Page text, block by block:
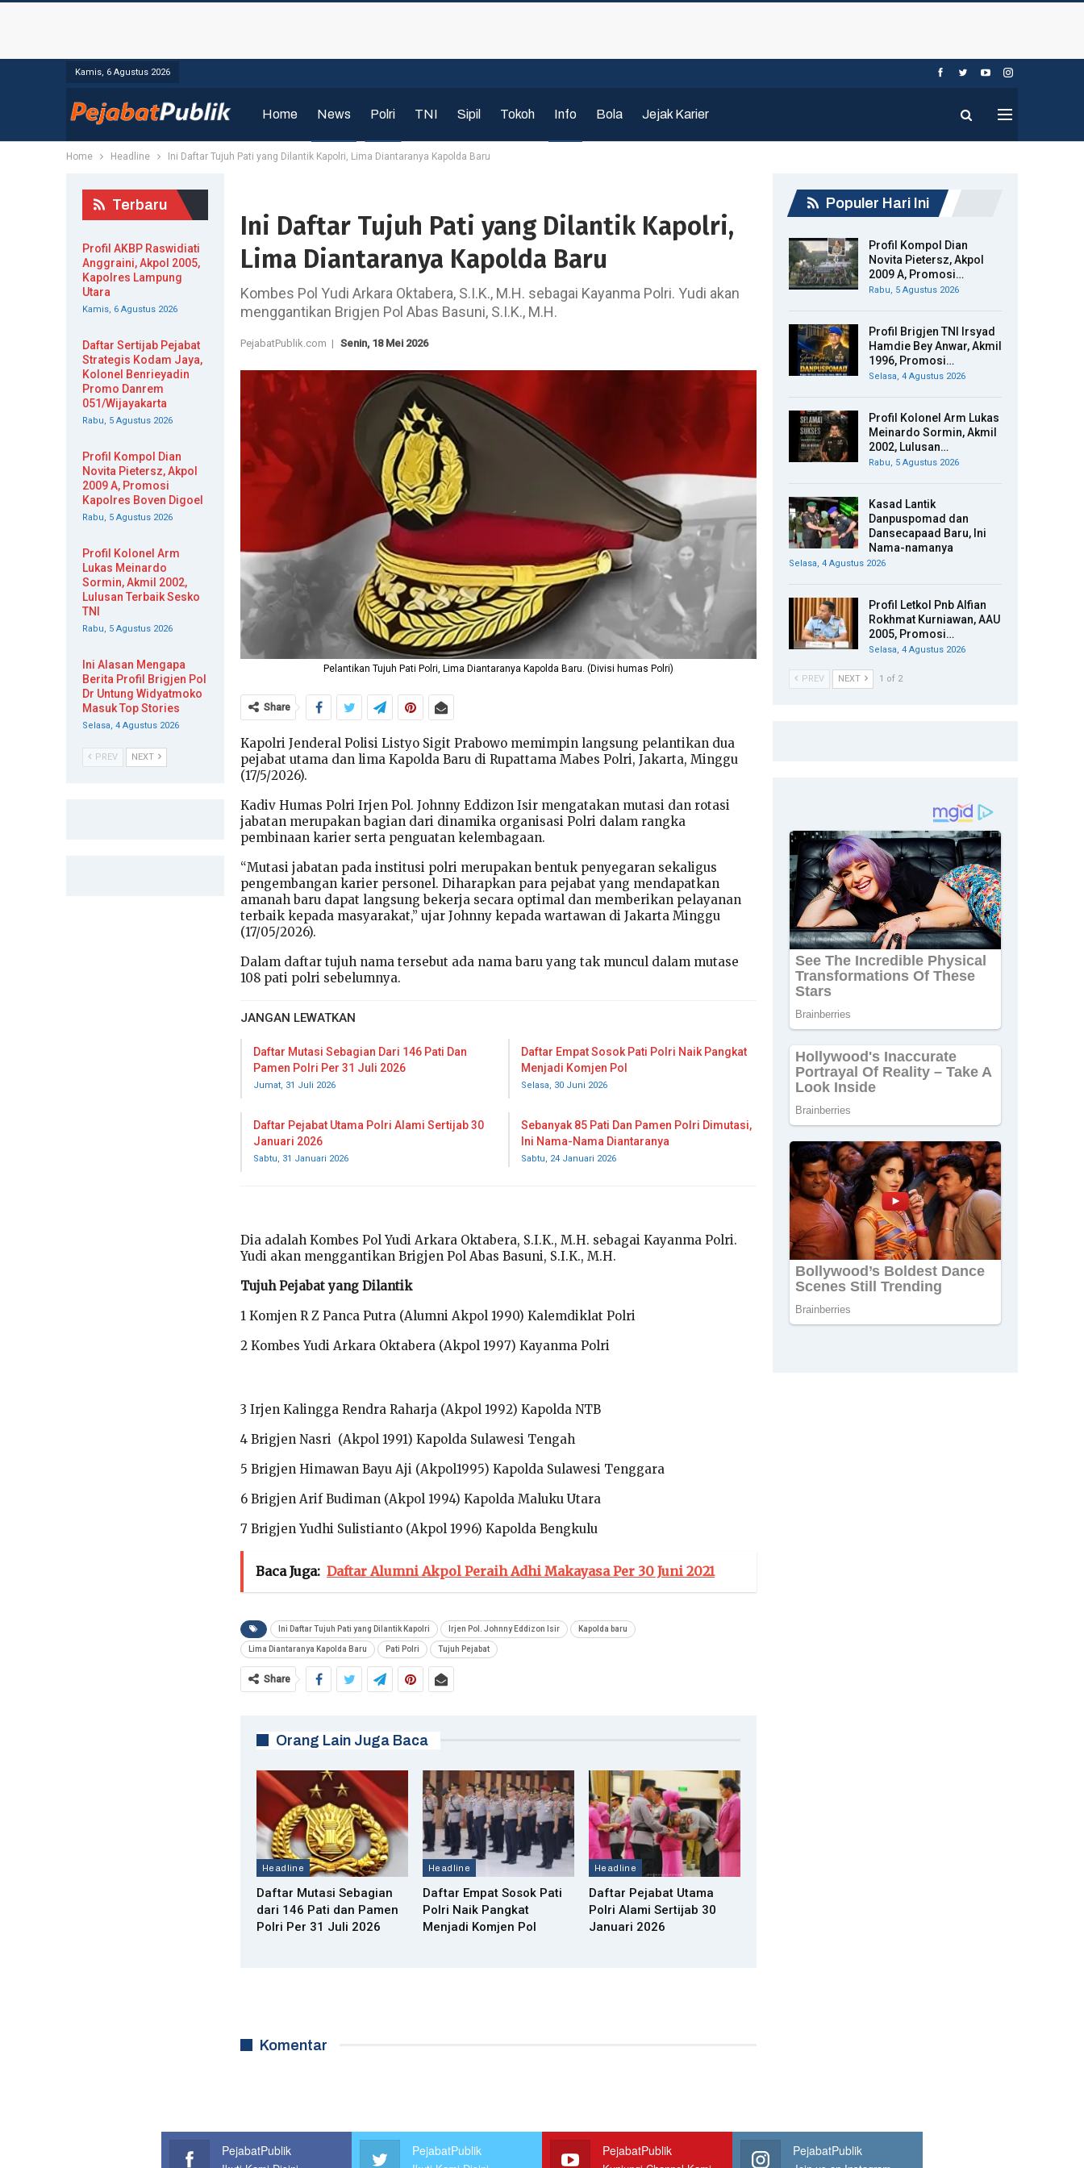
Kamis, 6 Agustus 2026
Home News Polri TNI Sipil Tokoh Info Bola Jejak Karier
Home Headline Ini Daftar Tujuh Pati yang Dilantik Kapolri, Lima Diantaranya Kapolda Baru
Ini Daftar Tujuh Pati yang Dilantik Kapolri,
Lima Diantaranya Kapolda Baru
Kombes Pol Yudi Arkara Oktabera, S.I.K., M.H. sebagai Kayanma Polri. Yudi akan
menggantikan Brigjen Pol Abas Basuni, S.I.K., M.H.
PejabatPublik.com | Senin, 18 Mei 2026
Pelantikan Tujuh Pati Polri, Lima Diantaranya Kapolda Baru. (Divisi humas Polri)
Share
Kapolri Jenderal Polisi Listyo Sigit Prabowo memimpin langsung pelantikan dua
pejabat utama dan lima Kapolda Baru di Rupattama Mabes Polri, Jakarta, Minggu
(17/5/2026).
Kadiv Humas Polri Irjen Pol. Johnny Eddizon Isir mengatakan mutasi dan rotasi
jabatan merupakan bagian dari dinamika organisasi Polri dalam rangka
pembinaan karier serta penguatan kelembagaan.
“Mutasi jabatan pada institusi polri merupakan bentuk penyegaran sekaligus
pengembangan karier personel. Diharapkan para pejabat yang mendapatkan
amanah baru dapat langsung bekerja secara optimal dan memberikan pelayanan
terbaik kepada masyarakat,” ujar Johnny kepada wartawan di Jakarta Minggu
(17/05/2026).
Dalam daftar tujuh nama tersebut ada nama baru yang tak muncul dalam mutase
108 pati polri sebelumnya.
JANGAN LEWATKAN
Daftar Mutasi Sebagian Dari 146 Pati Dan
Pamen Polri Per 31 Juli 2026
Jumat, 31 Juli 2026
Daftar Empat Sosok Pati Polri Naik Pangkat
Menjadi Komjen Pol
Selasa, 30 Juni 2026
Daftar Pejabat Utama Polri Alami Sertijab 30
Januari 2026
Sabtu, 31 Januari 2026
Sebanyak 85 Pati Dan Pamen Polri Dimutasi,
Ini Nama-Nama Diantaranya
Sabtu, 24 Januari 2026
Dia adalah Kombes Pol Yudi Arkara Oktabera, S.I.K., M.H. sebagai Kayanma Polri.
Yudi akan menggantikan Brigjen Pol Abas Basuni, S.I.K., M.H.
Tujuh Pejabat yang Dilantik
1 Komjen R Z Panca Putra (Alumni Akpol 1990) Kalemdiklat Polri
2 Kombes Yudi Arkara Oktabera (Akpol 1997) Kayanma Polri
3 Irjen Kalingga Rendra Raharja (Akpol 1992) Kapolda NTB
4 Brigjen Nasri (Akpol 1991) Kapolda Sulawesi Tengah
5 Brigjen Himawan Bayu Aji (Akpol1995) Kapolda Sulawesi Tenggara
6 Brigjen Arif Budiman (Akpol 1994) Kapolda Maluku Utara
7 Brigjen Yudhi Sulistianto (Akpol 1996) Kapolda Bengkulu
Baca Juga: Daftar Alumni Akpol Peraih Adhi Makayasa Per 30 Juni 2021
Ini Daftar Tujuh Pati yang Dilantik Kapolri Irjen Pol. Johnny Eddizon Isir Kapolda baru
Lima Diantaranya Kapolda Baru Pati Polri Tujuh Pejabat
Share
Orang Lain Juga Baca
Headline
Daftar Mutasi Sebagian
dari 146 Pati dan Pamen
Polri Per 31 Juli 2026
Headline
Daftar Empat Sosok Pati
Polri Naik Pangkat
Menjadi Komjen Pol
Headline
Daftar Pejabat Utama
Polri Alami Sertijab 30
Januari 2026
Komentar
Populer Hari Ini
Profil Kompol Dian
Novita Pietersz, Akpol
2009 A, Promosi…
Rabu, 5 Agustus 2026
Profil Brigjen TNI Irsyad
Hamdie Bey Anwar, Akmil
1996, Promosi…
Selasa, 4 Agustus 2026
Profil Kolonel Arm Lukas
Meinardo Sormin, Akmil
2002, Lulusan…
Rabu, 5 Agustus 2026
Kasad Lantik
Danpuspomad dan
Dansecapaad Baru, Ini
Nama-namanya
Selasa, 4 Agustus 2026
Profil Letkol Pnb Alfian
Rokhmat Kurniawan, AAU
2005, Promosi…
Selasa, 4 Agustus 2026
PREV NEXT 1 of 2
Terbaru
Profil AKBP Raswidiati
Anggraini, Akpol 2005,
Kapolres Lampung
Utara
Kamis, 6 Agustus 2026
Daftar Sertijab Pejabat
Strategis Kodam Jaya,
Kolonel Benrieyadin
Promo Danrem
051/Wijayakarta
Rabu, 5 Agustus 2026
Profil Kompol Dian
Novita Pietersz, Akpol
2009 A, Promosi
Kapolres Boven Digoel
Rabu, 5 Agustus 2026
Profil Kolonel Arm
Lukas Meinardo
Sormin, Akmil 2002,
Lulusan Terbaik Sesko
TNI
Rabu, 5 Agustus 2026
Ini Alasan Mengapa
Berita Profil Brigjen Pol
Dr Untung Widyatmoko
Masuk Top Stories
Selasa, 4 Agustus 2026
PREV NEXT
PejabatPublik PejabatPublik PejabatPublik PejabatPublik